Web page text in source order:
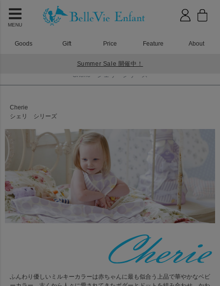
MENU
Goods Gift Price Feature About
Summer Sale 開催中！
Cherie シェリ シリーズ
Cherie シェリ シリーズ
Cherie
シェリ シリーズ
ふんわり優しいミルキーカラーは赤ちゃんに最も似合う上品で華やかなベビ